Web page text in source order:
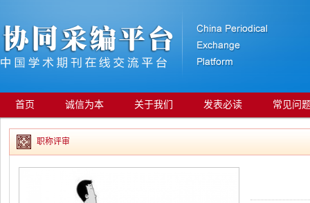
首页 诚信为本 关于我们 发表必读 常见问
职称评审